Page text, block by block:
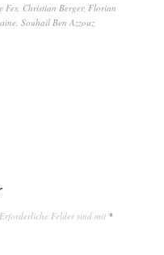
Fes, Christian Berger, Florian
, Souhail Ben Azzouz
Erforderliche Felder sind mit *